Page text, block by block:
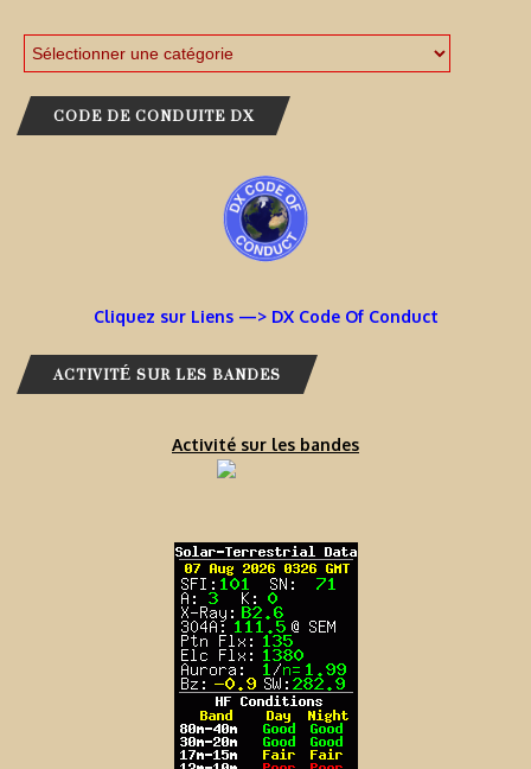
CODE DE CONDUITE DX
Cliquez sur Liens —> DX Code Of Conduct
ACTIVITÉ SUR LES BANDES
Activité sur les bandes